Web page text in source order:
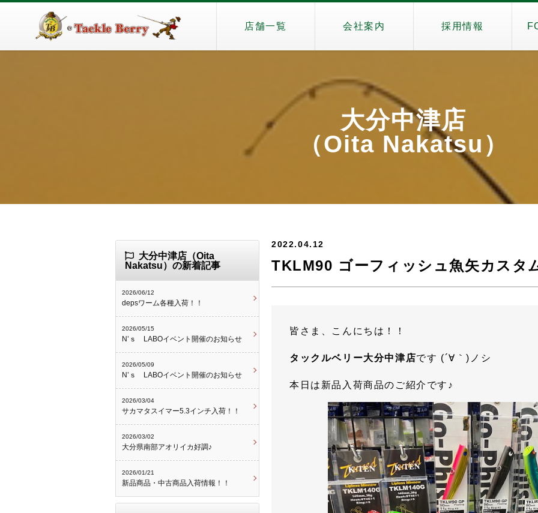
店舗一覧 会社案内 採用情報
大分中津店
（Oita Nakatsu）
2022.04.12
TKLM90 ゴーフィッシュ魚矢カスタ
皆さま、こんにちは！！
タックルベリー大分中津店です (´∀｀)ノシ
本日は新品入荷商品のご紹介です♪
大分中津店（Oita
Nakatsu）の新着記事
2026/06/12
depsワーム各種入荷！！
2026/05/15
N’ｓ LABOイベント開催のお知らせ
2026/05/09
N’ｓ LABOイベント開催のお知らせ
2026/03/04
サカマタスイマー5.3インチ入荷！！
2026/03/02
大分県南部アオリイカ好調♪
2026/01/21
新品商品・中古商品入荷情報！！